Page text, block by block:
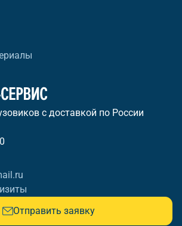
с доставкой по России
Отправить заявку